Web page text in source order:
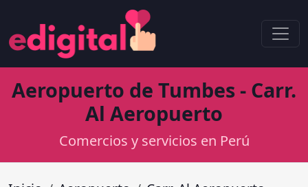
Aeropuerto de Tumbes - Carr.
Al Aeropuerto
Comercios y servicios en Perú